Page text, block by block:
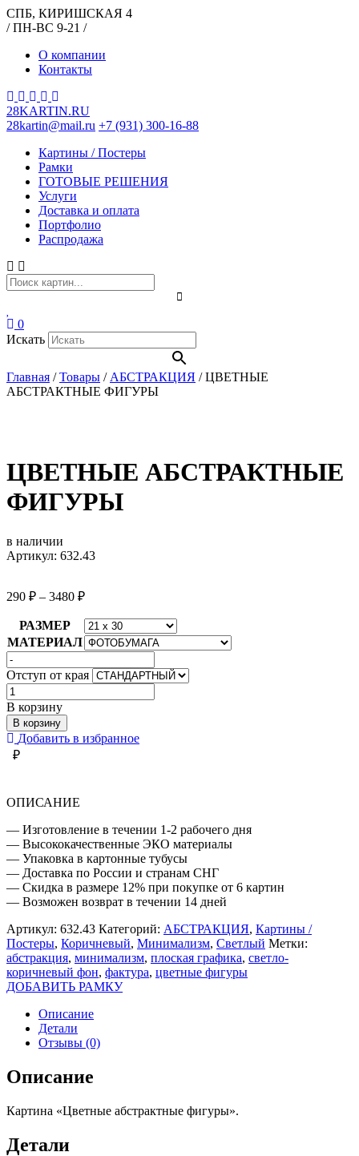
СПБ, КИРИШСКАЯ 4
/ ПН-ВС 9-21 /
О компании
Контакты
28KARTIN.RU
28kartin@mail.ru +7 (931) 300-16-88
Картины / Постеры
Рамки
ГОТОВЫЕ РЕШЕНИЯ
Услуги
Доставка и оплата
Портфолио
Распродажа
0
Искать
Главная /Товары / АБСТРАКЦИЯ /ЦВЕТНЫЕ
АБСТРАКТНЫЕ ФИГУРЫ
ЦВЕТНЫЕ АБСТРАКТНЫЕ
ФИГУРЫ
в наличии
Артикул: 632.43
290 ₽ – 3480 ₽
РАЗМЕР
МАТЕРИАЛ
Отступ от края
Количество
товара
ЦВЕТНЫЕ
АБСТРАКТНЫЕ
ФИГУРЫ
В корзину
В корзину
Добавить в избранное
₽
ОПИСАНИЕ
— Изготовление в течении 1-2 рабочего дня
— Высококачественные ЭКО материалы
— Упаковка в картонные тубусы
— Доставка по России и странам СНГ
— Скидка в размере 12% при покупке от 6 картин
— Возможен возврат в течении 14 дней
Артикул: 632.43 Категорий: АБСТРАКЦИЯ, Картины /
Постеры, Коричневый, Минимализм, Светлый Метки:
абстракция, минимализм, плоская графика, светло-
коричневый фон, фактура, цветные фигуры
ДОБАВИТЬ РАМКУ
Описание
Детали
Отзывы (0)
Описание
Картина «Цветные абстрактные фигуры».
Детали